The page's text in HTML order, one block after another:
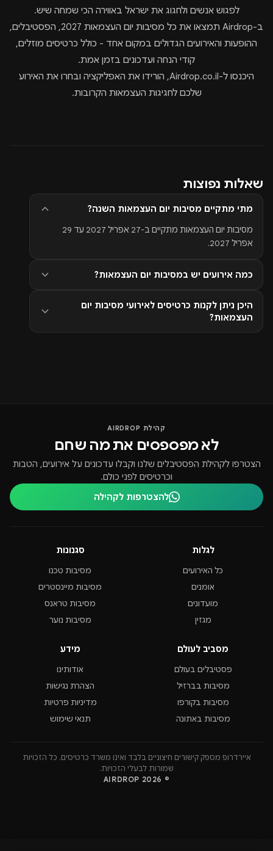
לפגוש אנשים ולחגוג את ישראל באווירה הכי שמחה שיש.
ב-Airdrop תמצאו את כל מסיבות יום העצמאות 2027, הפסטיבלים,
ההופעות והאירועים הגדולים במקום אחד - כולל כרטיסים מוזלים,
קודי הנחה ועדכונים בזמן אמת.
היכנסו ל-Airdrop.co.il, הורידו את האפליקציה ובחרו את האירוע
שלכם לחגיגות העצמאות הקרובות.
שאלות נפוצות
מתי מתקיים מסיבות יום העצמאות השנה?
מסיבות יום העצמאות מתקיים ב-27 אפריל 2027 עד 29
אפריל 2027.
כמה אירועים יש במסיבות יום העצמאות?
היכן ניתן לקנות כרטיסים לאירועי מסיבות יום
העצמאות?
קהילת AIRDROP
לא מפספסים את מה שחם
הצטרפו לקהילת הפסטיבלים שלנו וקבלו עדכונים על אירועים, הטבות
וכרטיסים לפני כולם.
להצטרפות לקהילה
לגלות
כל האירועים
אומנים
מועדונים
מגזין
סגנונות
מסיבות טכנו
מסיבות מיינסטרים
מסיבות טראנס
מסיבות נוער
מסביב לעולם
פסטיבלים בעולם
מסיבות בברזיל
מסיבות בקורפו
מסיבות באתונה
מידע
אודותינו
הצהרת נגישות
מדיניות פרטיות
תנאי שימוש
איירדרופ מספק קישורים חיצוניים בלבד ואינו משרד כרטיסים. כל הזכויות
שמורות לבעלי הזכויות.
© 2026 AIRDROP